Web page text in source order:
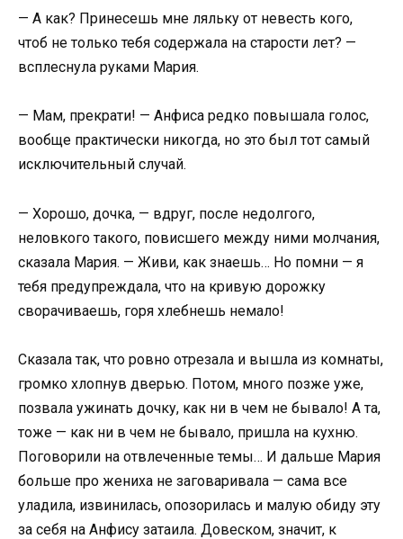
— А как? Принесешь мне ляльку от невесть кого,
чтоб не только тебя содержала на старости лет? —
всплеснула руками Мария.
— Мам, прекрати! — Анфиса редко повышала голос,
вообще практически никогда, но это был тот самый
исключительный случай.
— Хорошо, дочка, — вдруг, после недолгого,
неловкого такого, повисшего между ними молчания,
сказала Мария. — Живи, как знаешь… Но помни — я
тебя предупреждала, что на кривую дорожку
сворачиваешь, горя хлебнешь немало!
Сказала так, что ровно отрезала и вышла из комнаты,
громко хлопнув дверью. Потом, много позже уже,
позвала ужинать дочку, как ни в чем не бывало! А та,
тоже — как ни в чем не бывало, пришла на кухню.
Поговорили на отвлеченные темы… И дальше Мария
больше про жениха не заговаривала — сама все
уладила, извинилась, опозорилась и малую обиду эту
за себя на Анфису затаила. Довеском, значит, к